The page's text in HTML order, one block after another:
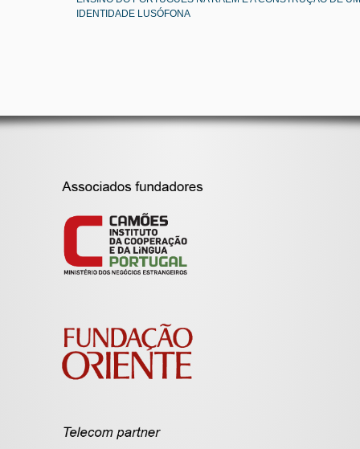
IDENTIDADE LUSÓFONA